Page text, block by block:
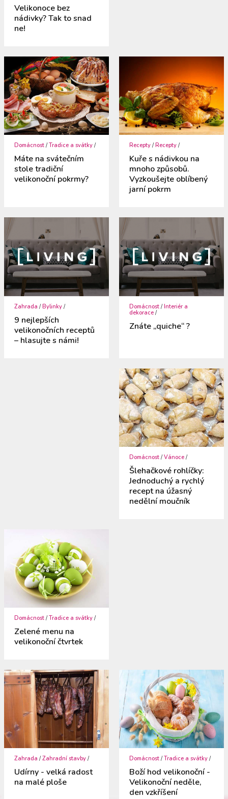
Velikonoce bez
nádivky? Tak to snad
ne!
Domácnost /Tradice a svátky /
Máte na svátečním
stole tradiční
velikonoční pokrmy?
Recepty /Recepty /
Kuře s nádivkou na
mnoho způsobů.
Vyzkoušejte oblíbený
jarní pokrm
Zahrada /Bylinky /
9 nejlepších
velikonočních receptů
– hlasujte s námi!
Domácnost /Interiér a
dekorace /
Znáte „quiche“ ?
Domácnost /Vánoce /
Šlehačkové rohlíčky:
Jednoduchý a rychlý
recept na úžasný
nedělní moučník
Domácnost /Tradice a svátky /
Zelené menu na
velikonoční čtvrtek
Zahrada /Zahradní stavby /
Udírny - velká radost
na malé ploše
Domácnost /Tradice a svátky /
Boží hod velikonoční -
Velikonoční neděle,
den vzkříšení